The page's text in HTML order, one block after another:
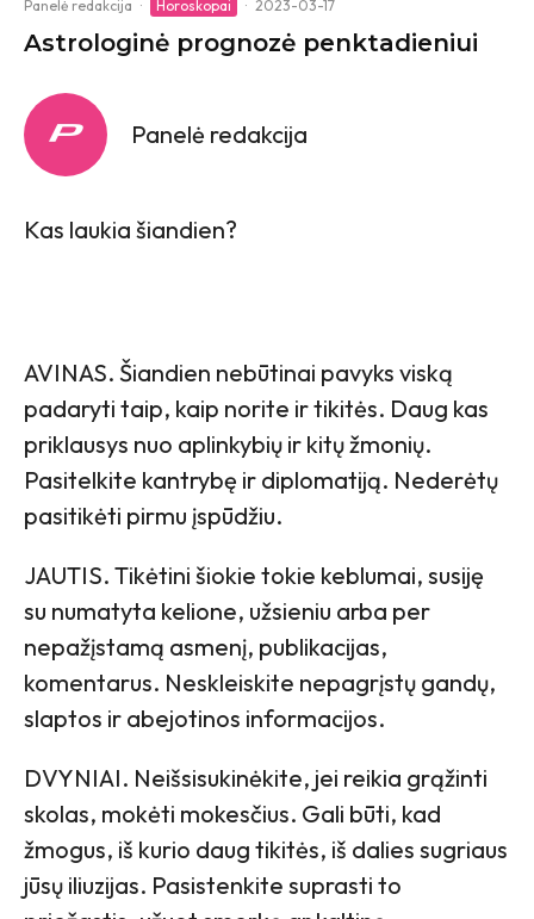
Panelė redakcija · Horoskopai · 2023-03-17
Astrologinė prognozė penktadieniui
Panelė redakcija
Kas laukia šiandien?
AVINAS. Šiandien nebūtinai pavyks viską
padaryti taip, kaip norite ir tikitės. Daug kas
priklausys nuo aplinkybių ir kitų žmonių.
Pasitelkite kantrybę ir diplomatiją. Nederėtų
pasitikėti pirmu įspūdžiu.
JAUTIS. Tikėtini šiokie tokie keblumai, susiję
su numatyta kelione, užsieniu arba per
nepažįstamą asmenį, publikacijas,
komentarus. Neskleiskite nepagrįstų gandų,
slaptos ir abejotinos informacijos.
DVYNIAI. Neišsisukinėkite, jei reikia grąžinti
skolas, mokėti mokesčius. Gali būti, kad
žmogus, iš kurio daug tikitės, iš dalies sugriaus
jūsų iliuzijas. Pasistenkite suprasti to